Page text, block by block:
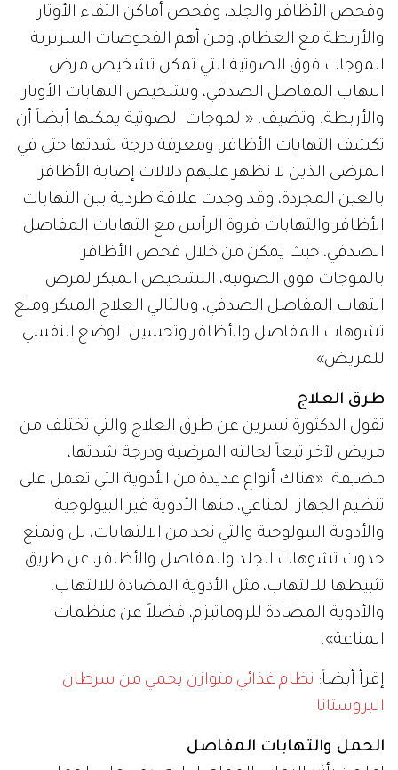
وفحص الأظافر والجلد، وفحص أماكن التقاء الأوتار
والأربطة مع العظام، ومن أهم الفحوصات السريرية
الموجات فوق الصوتية التي تمكن تشخيص مرض
التهاب المفاصل الصدفي، وتشخيص التهابات الأوتار
والأربطة. وتضيف: «الموجات الصوتية يمكنها أيضاً أن
تكشف التهابات الأظافر، ومعرفة درجة شدتها حتى في
المرضى الذين لا تظهر عليهم دلالات إصابة الأظافر
بالعين المجردة، وقد وجدت علاقة طردية بين التهابات
الأظافر والتهابات فروة الرأس مع التهابات المفاصل
الصدفي، حيث يمكن من خلال فحص الأظافر
بالموجات فوق الصوتية، التشخيص المبكر لمرض
التهاب المفاصل الصدفي، وبالتالي العلاج المبكر ومنع
تشوهات المفاصل والأظافر وتحسين الوضع النفسي
للمريض».
طرق العلاج
تقول الدكتورة نسرين عن طرق العلاج والتي تختلف من
مريض لآخر تبعاً لحالته المرضية ودرجة شدتها،
مضيفة: «هناك أنواع عديدة من الأدوية التي تعمل على
تنظيم الجهاز المناعي، منها الأدوية غير البيولوجية
والأدوية البيولوجية والتي تحد من الالتهابات، بل وتمنع
حدوث تشوهات الجلد والمفاصل والأظافر، عن طريق
تثبيطها للالتهاب، مثل الأدوية المضادة للالتهاب،
والأدوية المضادة للروماتيزم، فضلاً عن منظمات
المناعة».
إقرأ أيضاً: نظام غذائي متوازن يحمي من سرطان
البروستاتا
الحمل والتهابات المفاصل